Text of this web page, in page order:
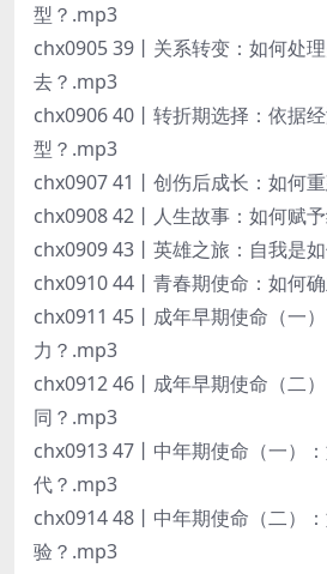
型？.mp3
chx0905 39丨关系转变：如何处
去？.mp3
chx0906 40丨转折期选择：依据
型？.mp3
chx0907 41丨创伤后成长：如何
chx0908 42丨人生故事：如何赋
chx0909 43丨英雄之旅：自我是
chx0910 44丨青春期使命：如何
chx0911 45丨成年早期使命（一
力？.mp3
chx0912 46丨成年早期使命（二
同？.mp3
chx0913 47丨中年期使命（一）
代？.mp3
chx0914 48丨中年期使命（二）
验？.mp3